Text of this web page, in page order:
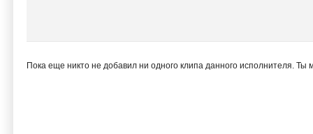
Пока еще никто не добавил ни одного клипа данного исполнителя.